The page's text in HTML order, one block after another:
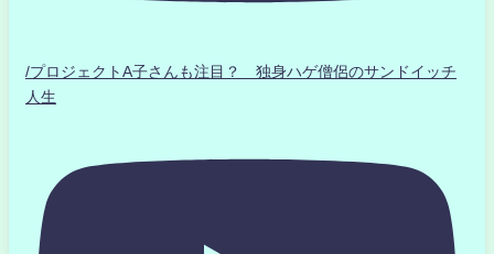
/プロジェクトA子さんも注目？ 独身ハゲ僧侶のサンドイッチ
人生